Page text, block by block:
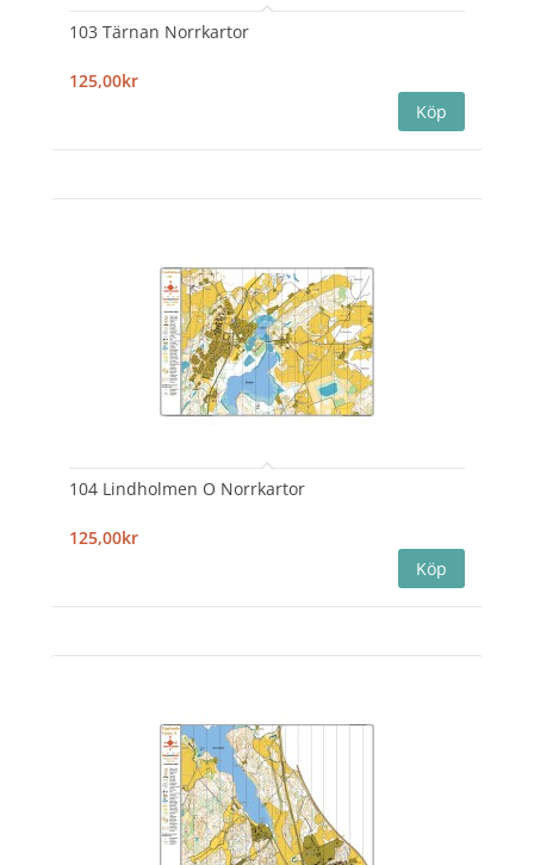
103 Tärnan Norrkartor
125,00kr
104 Lindholmen O Norrkartor
125,00kr